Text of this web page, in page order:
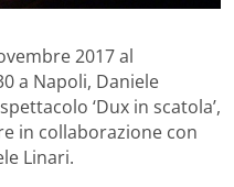
2017 al
a Napoli, Daniele
‘Dux in scatola’,
in collaborazione con
Linari.